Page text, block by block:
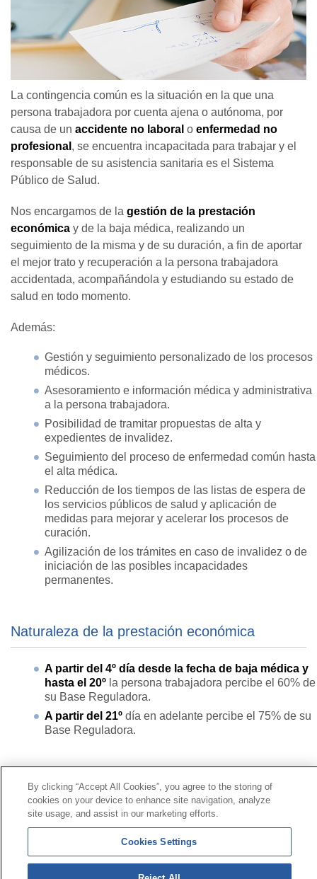
La contingencia común es la situación en la que una
persona trabajadora por cuenta ajena o autónoma, por
causa de un accidente no laboral o enfermedad no
profesional , se encuentra incapacitada para trabajar y el
responsable de su asistencia sanitaria es el Sistema
Público de Salud.
Nos encargamos de la gestión de la prestación
económica y de la baja médica, realizando un
seguimiento de la misma y de su duración, a fin de aportar
el mejor trato y recuperación a la persona trabajadora
accidentada, acompañándola y estudiando su estado de
salud en todo momento.
Además:
Gestión y seguimiento personalizado de los procesos
médicos.
Asesoramiento e información médica y administrativa
a la persona trabajadora.
Posibilidad de tramitar propuestas de alta y
expedientes de invalidez.
Seguimiento del proceso de enfermedad común hasta
el alta médica.
Reducción de los tiempos de las listas de espera de
los servicios públicos de salud y aplicación de
medidas para mejorar y acelerar los procesos de
curación.
Agilización de los trámites en caso de invalidez o de
iniciación de las posibles incapacidades
permanentes.
Naturaleza de la prestación económica
A partir del 4º día desde la fecha de baja médica y
hasta el 20º la persona trabajadora percibe el 60% de
su Base Reguladora.
A partir del 21º día en adelante percibe el 75% de su
Base Reguladora.
Línea Universal 900 203 203|Zona Privada Comisión de
Prestaciones Especiales|Zona Privada Proveedor
© Mutua Universal 2026 | Mapa del sitio | Aviso legal
By clicking “Accept All Cookies”, you agree to the storing of
cookies on your device to enhance site navigation, analyze
site usage, and assist in our marketing efforts.
Cookies Settings